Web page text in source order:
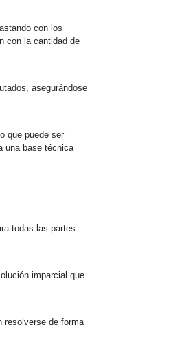
con los
con la cantidad de
asegurándose
que puede ser
una base técnica
todas las partes
imparcial que
resolverse de forma